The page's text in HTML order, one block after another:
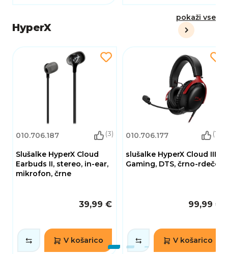
HyperX
pokaži vse
010.706.187 (3)
Slušalke HyperX Cloud
Earbuds II, stereo, in-ear,
mikrofon, črne
39,99 €
V košarico
010.706.177 (18)
slušalke HyperX Cloud III
Gaming, DTS, črno-rdeče
99,99 €
V košarico